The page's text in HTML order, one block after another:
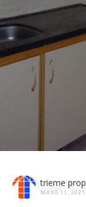
trieme prop
MAYO 11, 2021